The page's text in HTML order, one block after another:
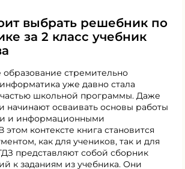
выбрать решебник по
за 2 класс учебник
стремительно
уже давно стала
школьной программы. Даже
начинают осваивать основы работы
и информационными
этом контексте книга становится
как для учеников, так и для
представляют собой сборник
к заданиям из учебника. Они